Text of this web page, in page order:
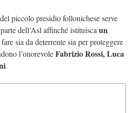
piccolo presidio follonichese serve
dell’Asl affinché istituisca un
sia da deterrente sia per proteggere
l’onorevoleFabrizio Rossi, Luca
.